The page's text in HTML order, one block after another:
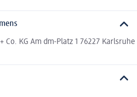
Co. KG Am dm-Platz 1 76227 Karlsruhe